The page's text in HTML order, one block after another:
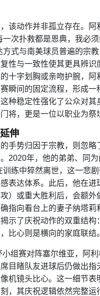
该动作并非孤立存在。阿
一次扑救都是恩典，我必
方式与南美球员普遍的宗
性与一致性使其更具辨识
十字划胸或亲吻护腕，阿
瞬间的固定流程，形成一
种稳定性强化了公众对其
，更是一位以职业为祭
伸
手势归因于宗教，则忽略
2020年，他的弟弟、同
训练中猝然离世，这一悲
表达体系。此后，他在进
）或重大胜利后，会额外
指向看台上的妻子纳塔莉
示了庆祝动作的双重结构
比心则是横向的家庭联结。
小组赛对阵塞尔维亚，阿
目睹队友进球后仍做出指
机镜头比心。这一细节表
，其庆祝逻辑依然完整运